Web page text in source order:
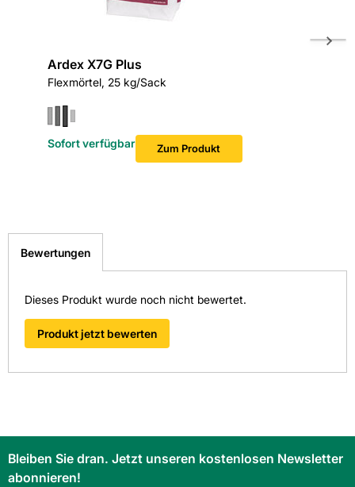
Ardex X7G Plus
Flexmörtel, 25 kg/Sack
Zum Produkt
Sofort verfügbar
Bewertungen
Dieses Produkt wurde noch nicht bewertet.
Produkt jetzt bewerten
Bleiben Sie dran. Jetzt unseren kostenlosen Newsletter
abonnieren!